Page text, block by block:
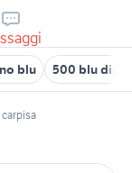
blu 500 blu